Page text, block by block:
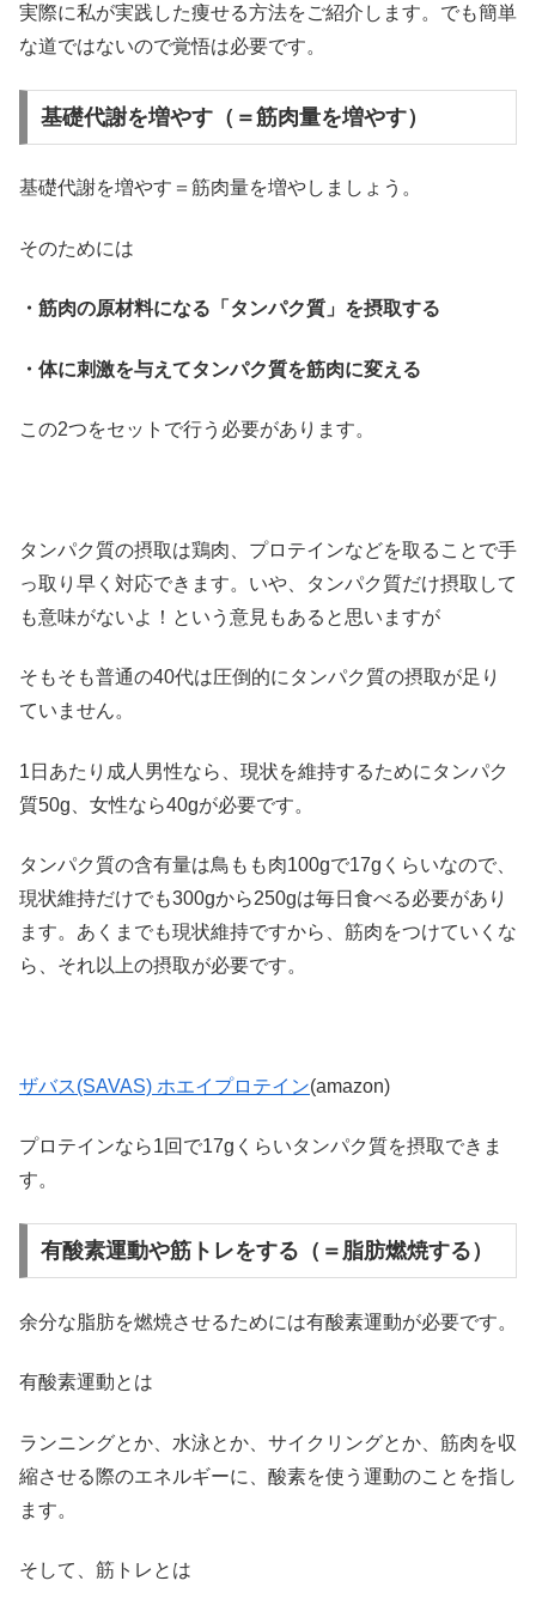
実際に私が実践した痩せる方法をご紹介します。でも簡単
な道ではないので覚悟は必要です。
基礎代謝を増やす（＝筋肉量を増やす）
基礎代謝を増やす＝筋肉量を増やしましょう。
そのためには
・筋肉の原材料になる「タンパク質」を摂取する
・体に刺激を与えてタンパク質を筋肉に変える
この2つをセットで行う必要があります。
タンパク質の摂取は鶏肉、プロテインなどを取ることで手
っ取り早く対応できます。いや、タンパク質だけ摂取して
も意味がないよ！という意見もあると思いますが
そもそも普通の40代は圧倒的にタンパク質の摂取が足り
ていません。
1日あたり成人男性なら、現状を維持するためにタンパク
質50g、女性なら40gが必要です。
タンパク質の含有量は鳥もも肉100gで17gくらいなので、
現状維持だけでも300gから250gは毎日食べる必要があり
ます。あくまでも現状維持ですから、筋肉をつけていくな
ら、それ以上の摂取が必要です。
ザバス(SAVAS) ホエイプロテイン(amazon)
プロテインなら1回で17gくらいタンパク質を摂取できま
す。
有酸素運動や筋トレをする（＝脂肪燃焼する）
余分な脂肪を燃焼させるためには有酸素運動が必要です。
有酸素運動とは
ランニングとか、水泳とか、サイクリングとか、筋肉を収
縮させる際のエネルギーに、酸素を使う運動のことを指し
ます。
そして、筋トレとは